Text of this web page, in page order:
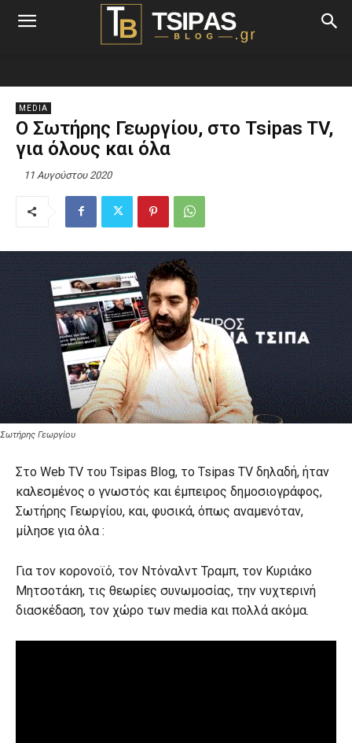
MEDIA
Ο Σωτήρης Γεωργίου, στο Tsipas TV,
για όλους και όλα
11 Αυγούστου 2020
Σωτήρης Γεωργίου
Στο Web TV του Tsipas Blog, το Tsipas TV δηλαδή, ήταν
καλεσμένος ο γνωστός και έμπειρος δημοσιογράφος,
Σωτήρης Γεωργίου, και, φυσικά, όπως αναμενόταν,
μίλησε για όλα :
Για τον κορονοϊό, τον Ντόναλντ Τραμπ, τον Κυριάκο
Μητσοτάκη, τις θεωρίες συνωμοσίας, την νυχτερινή
διασκέδαση, τον χώρο των media και πολλά ακόμα.